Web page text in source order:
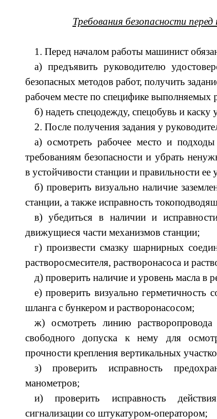
Требования безопасности
1. Перед началом работы машинист
а) предъявить руководителю
безопасных методов работ, получить
рабочем месте по специфике выполняемых
б) надеть спецодежду, спецобувь и каску
2. После получения задания у
а) осмотреть рабочее место и
требованиям безопасности и убрать
в устойчивости станции и правильности ее
б) проверить визуально наличие
станции, а также исправность
в) убедиться в наличии и
движущиеся части механизмов станции;
г) произвести смазку шарнирных
растворосмесителя, растворонасоса и
д) проверить наличие и уровень масла в
е) проверить визуально герметичность
шланга с бункером и растворонасосом;
ж) осмотреть линию
свободного допуска к нему для
прочности крепления вертикальных
з) проверить исправность
манометров;
и) проверить исправность
сигнализации со штукатуром-оператором;